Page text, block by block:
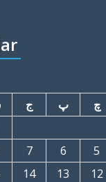
چ پ ج
5
6
7
12
13
14